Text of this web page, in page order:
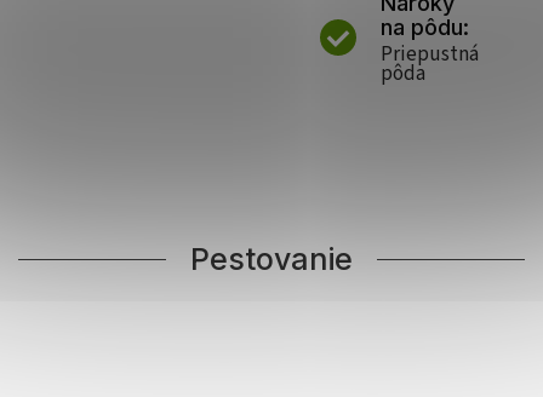
na pôdu:
Priepustná
pôda
Pestovanie